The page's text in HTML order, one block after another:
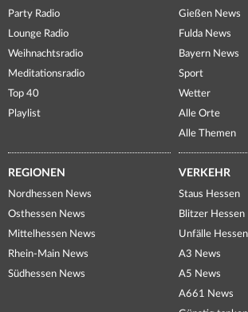
Party Radio
Lounge Radio
Weihnachtsradio
Meditationsradio
Top 40
Playlist
Gießen News
Fulda News
Bayern News
Sport
Wetter
Alle Orte
Alle Themen
REGIONEN
Nordhessen News
Osthessen News
Mittelhessen News
Rhein-Main News
Südhessen News
VERKEHR
Staus Hessen
Blitzer Hessen
Unfälle Hessen
A3 News
A5 News
A661 News